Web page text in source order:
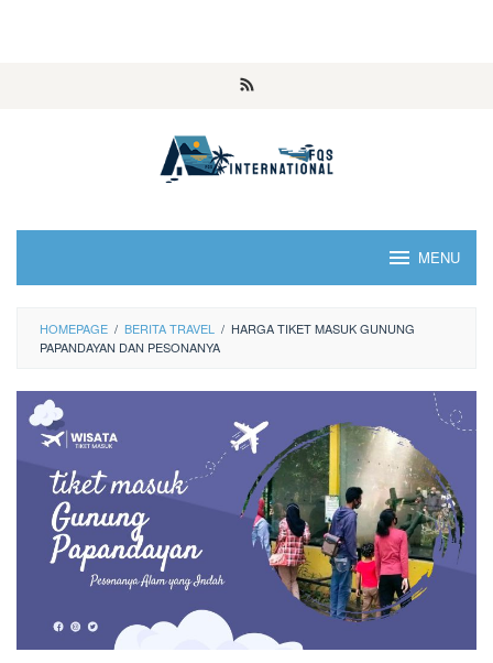
MENU
HOMEPAGE / BERITA TRAVEL / HARGA TIKET MASUK GUNUNG
PAPANDAYAN DAN PESONANYA